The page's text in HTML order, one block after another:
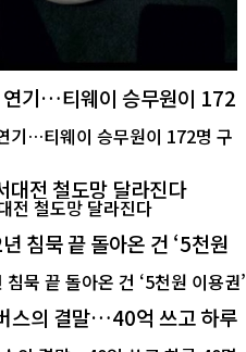
연기…티웨이 승무원이 172
대전 철도망 달라진다
침묵 끝 돌아온 건 ‘5천원
스의 결말…40억 쓰고 하루